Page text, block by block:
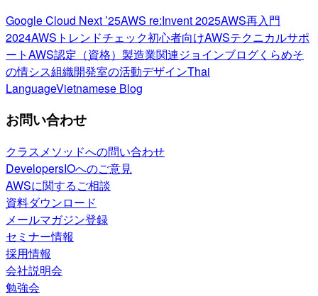
Google Cloud Next ’25AWS re:Invent 2025AWS再入門
2024AWSトレンドチェック初心者向けAWSテクニカルサポ
ートAWS認定（資格） 製造業関連ジョインブログくらめそ
の情シス組織開発室の活動デザインThai
LanguageVietnamese Blog
お問い合わせ
クラスメソッドへの問い合わせ
DevelopersIOへのご意見
AWSに関するご相談
資料ダウンロード
メールマガジン登録
セミナー情報
採用情報
会社説明会
勉強会